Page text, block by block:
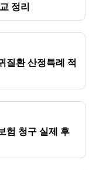
정리
질환 산정특례 적
험 청구 실제 후